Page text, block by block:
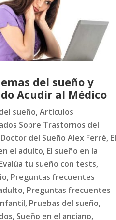
del sueño y
Acudir al Médico
sueño,Artículos
Sobre Trastornos del
Doctor del Sueño Alex Ferré, El
el adulto, El sueño en la
Evalúa tu sueño con tests,
, Preguntas frecuentes
, Preguntas frecuentes
, Pruebas del sueño,
, Sueño en el anciano,